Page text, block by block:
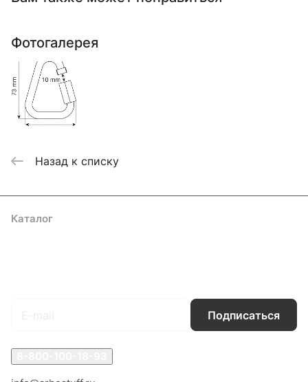
Фотогалерея
Назад к списку
Каталог
Подписаться